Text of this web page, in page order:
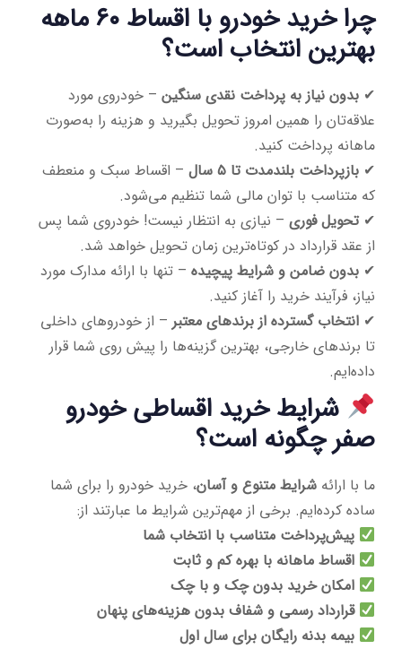
چرا خرید خودرو با اقساط ۶۰ ماهه
بهترین انتخاب است؟
✔ بدون نیاز به پرداخت نقدی سنگین – خودروی مورد
علاقه‌تان را همین امروز تحویل بگیرید و هزینه را به‌صورت
ماهانه پرداخت کنید.
✔ بازپرداخت بلندمدت تا ۵ سال
– اقساط سبک و منعطف
که متناسب با توان مالی شما تنظیم می‌شود.
✔ تحویل فوری – نیازی به انتظار نیست! خودروی شما پس
از عقد قرارداد در کوتاه‌ترین زمان تحویل خواهد شد.
✔ بدون ضامن و شرایط پیچیده – تنها با ارائه مدارک مورد
نیاز، فرآیند خرید را آغاز کنید.
✔ انتخاب گسترده از برندهای معتبر – از خودروهای داخلی
تا برندهای خارجی، بهترین گزینه‌ها را پیش روی شما قرار
داده‌ایم.
شرایط خرید اقساطی خودرو
صفر چگونه است؟
ما با ارائه شرایط متنوع و آسان، خرید خودرو را برای شما
ساده کرده‌ایم. برخی از مهم‌ترین شرایط ما عبارتند از:
پیش‌پرداخت متناسب با انتخاب شما
اقساط ماهانه با بهره کم و ثابت
امکان خرید بدون چک و با چک
قرارداد رسمی و شفاف بدون هزینه‌های پنهان
بیمه بدنه رایگان برای سال اول